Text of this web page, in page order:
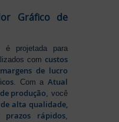
Gráfico de
é projetada para
com custos
de lucro
. Com a Atual
produção, você
alta qualidade,
prazos rápidos,